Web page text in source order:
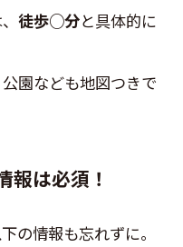
徒歩○分と具体的に
園なども地図つきで
報は必須！
の情報も忘れずに。